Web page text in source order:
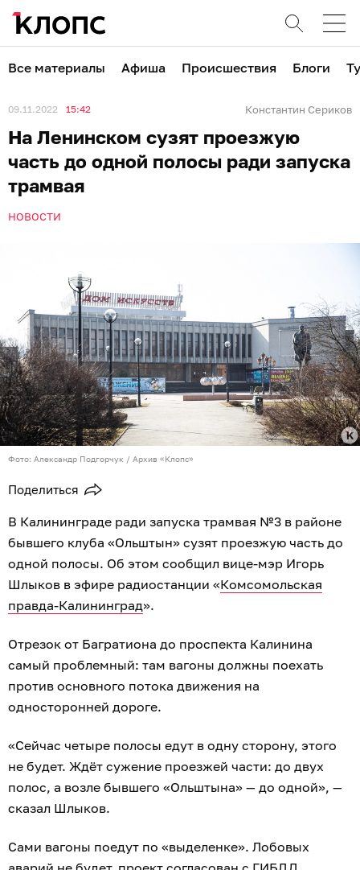
Все материалы Афиша Происшествия Блоги
09.11.2022 15:42 Константин Сериков
На Ленинском сузят проезжую
часть до одной полосы ради запуска
трамвая
НОВОСТИ
Фото: Александр Подгорчук / Архив «Клопс»
Поделиться
В Калининграде ради запуска трамвая №3 в районе
бывшего клуба «Ольштын» сузят проезжую часть до
одной полосы. Об этом сообщил вице-мэр Игорь
Шлыков в эфире радиостанции «Комсомольская
правда-Калининград».
Отрезок от Багратиона до проспекта Калинина
самый проблемный: там вагоны должны поехать
против основного потока движения на
односторонней дороге.
«Сейчас четыре полосы едут в одну сторону, этого
не будет. Ждёт сужение проезжей части: до двух
полос, а возле бывшего «Ольштына» — до одной», —
сказал Шлыков.
Сами вагоны поедут по «выделенке». Лобовых